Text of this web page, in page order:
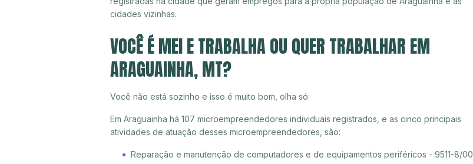
cidades vizinhas.
VOCÊ É MEI E TRABALHA OU QUER TRABALHAR EM
ARAGUAINHA, MT?
Você não está sozinho e isso é muito bom, olha só:
Em Araguainha há 107 microempreendedores individuais registrados, e as cinco principais
atividades de atuação desses microempreendedores, são:
Reparação e manutenção de computadores e de equipamentos periféricos - 9511-8/00